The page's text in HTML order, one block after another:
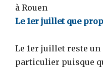
à Rouen
Le 1er juillet que
Le 1er juillet reste un
particulier puisque